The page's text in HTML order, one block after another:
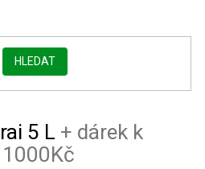
HLEDAT
5 L + dárek k